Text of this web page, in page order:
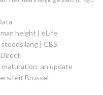
height | eLife
lang | CBS
maturation: an update
Brussel